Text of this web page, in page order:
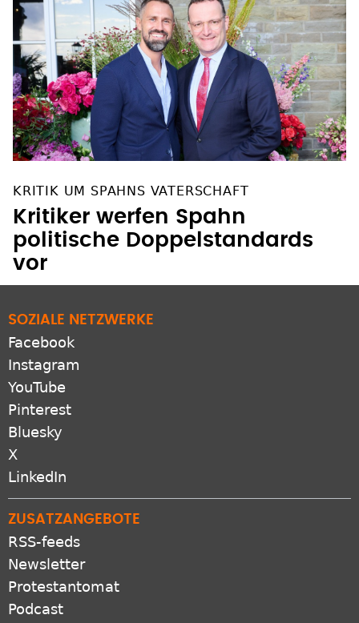
KRITIK UM SPAHNS VATERSCHAFT
Kritiker werfen Spahn
politische Doppelstandards
vor
SOZIALE NETZWERKE
Facebook
Instagram
YouTube
Pinterest
Bluesky
X
LinkedIn
ZUSATZANGEBOTE
RSS-feeds
Newsletter
Protestantomat
Podcast